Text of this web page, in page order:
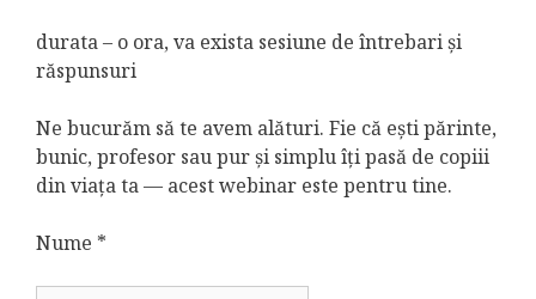
durata – o ora, va exista sesiune de întrebari și
răspunsuri
Ne bucurăm să te avem alături. Fie că ești părinte,
bunic, profesor sau pur și simplu îți pasă de copiii
din viața ta — acest webinar este pentru tine.
Nume *